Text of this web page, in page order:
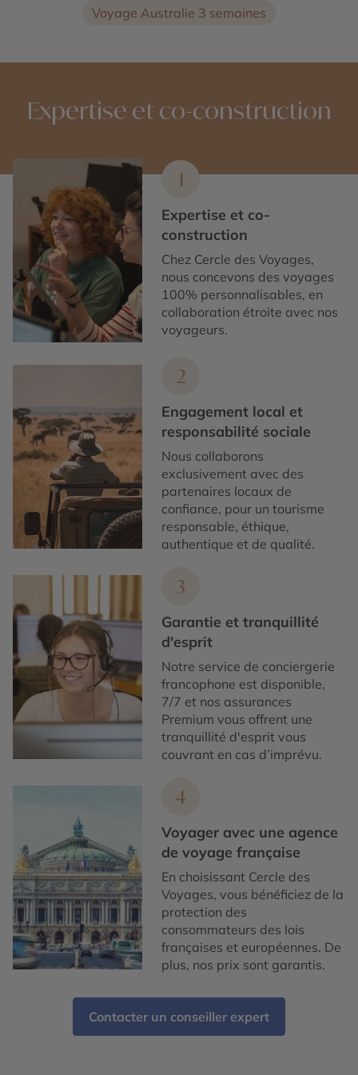
Voyage Australie 3 semaines
Expertise et co-construction
1
Expertise et co-
construction
Chez Cercle des Voyages,
nous concevons des voyages
100% personnalisables, en
collaboration étroite avec nos
voyageurs.
2
Engagement local et
responsabilité sociale
Nous collaborons
exclusivement avec des
partenaires locaux de
confiance, pour un tourisme
responsable, éthique,
authentique et de qualité.
3
Garantie et tranquillité
d'esprit
Notre service de conciergerie
francophone est disponible,
7/7 et nos assurances
Premium vous offrent une
tranquillité d'esprit vous
couvrant en cas d’imprévu.
4
Voyager avec une agence
de voyage française
En choisissant Cercle des
Voyages, vous bénéficiez de la
protection des
consommateurs des lois
françaises et européennes. De
plus, nos prix sont garantis.
Contacter un conseiller expert